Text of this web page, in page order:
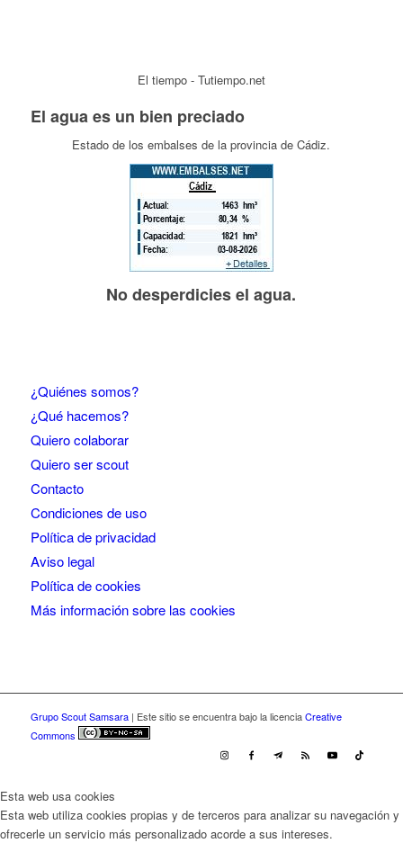
El tiempo - Tutiempo.net
El agua es un bien preciado
Estado de los embalses de la provincia de Cádiz.
No desperdicies el agua.
¿Quiénes somos?
¿Qué hacemos?
Quiero colaborar
Quiero ser scout
Contacto
Condiciones de uso
Política de privacidad
Aviso legal
Política de cookies
Más información sobre las cookies
Grupo Scout Samsara| Este sitio se encuentra bajo la licenciaCreative
Commons
Esta web usa cookies
Esta web utiliza cookies propias y de terceros para analizar su navegación y
ofrecerle un servicio más personalizado acorde a sus intereses.